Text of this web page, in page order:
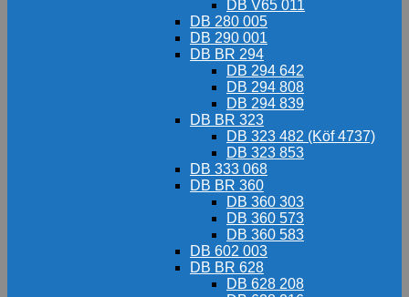
DB V65 011
DB 280 005
DB 290 001
DB BR 294
DB 294 642
DB 294 808
DB 294 839
DB BR 323
DB 323 482 (Köf 4737)
DB 323 853
DB 333 068
DB BR 360
DB 360 303
DB 360 573
DB 360 583
DB 602 003
DB BR 628
DB 628 208